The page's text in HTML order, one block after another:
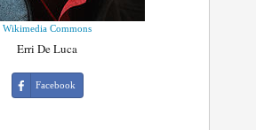
Wikimedia Commons
Erri De Luca
Facebook